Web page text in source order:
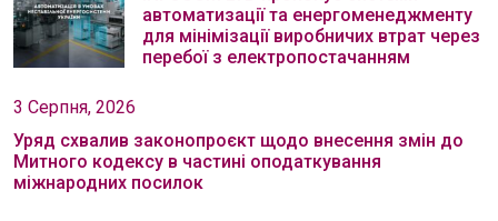
автоматизації та енергоменеджменту
для мінімізації виробничих втрат через
перебої з електропостачанням
3 Серпня, 2026
Уряд схвалив законопроєкт щодо внесення змін до
Митного кодексу в частині оподаткування
міжнародних посилок